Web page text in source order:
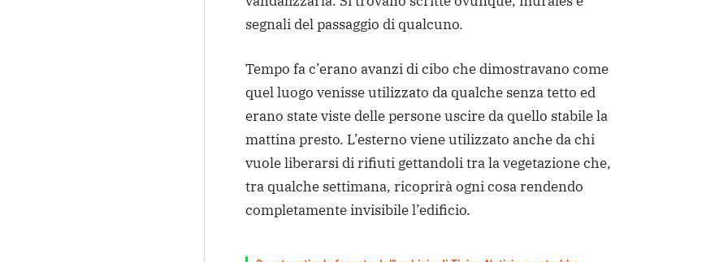
segnali del passaggio di qualcuno.
Tempo fa c’erano avanzi di cibo che dimostravano come
quel luogo venisse utilizzato da qualche senza tetto ed
erano state viste delle persone uscire da quello stabile la
mattina presto. L’esterno viene utilizzato anche da chi
vuole liberarsi di rifiuti gettandoli tra la vegetazione che,
tra qualche settimana, ricoprirà ogni cosa rendendo
completamente invisibile l’edificio.